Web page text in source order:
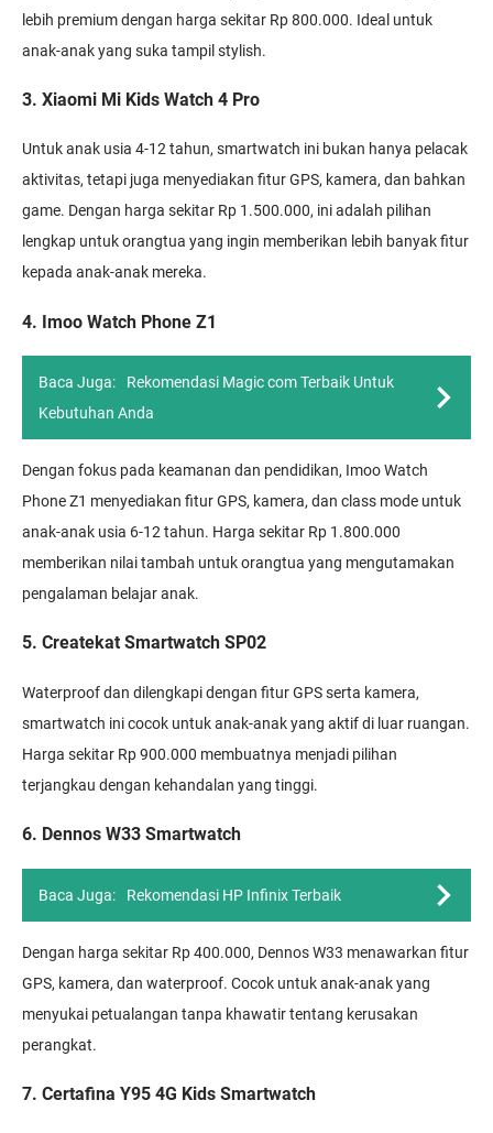
lebih premium dengan harga sekitar Rp 800.000. Ideal untuk
anak-anak yang suka tampil stylish.
3. Xiaomi Mi Kids Watch 4 Pro
Untuk anak usia 4-12 tahun, smartwatch ini bukan hanya pelacak
aktivitas, tetapi juga menyediakan fitur GPS, kamera, dan bahkan
game. Dengan harga sekitar Rp 1.500.000, ini adalah pilihan
lengkap untuk orangtua yang ingin memberikan lebih banyak fitur
kepada anak-anak mereka.
4. Imoo Watch Phone Z1
Baca Juga:
Rekomendasi Magic com Terbaik Untuk
Kebutuhan Anda
Dengan fokus pada keamanan dan pendidikan, Imoo Watch
Phone Z1 menyediakan fitur GPS, kamera, dan class mode untuk
anak-anak usia 6-12 tahun. Harga sekitar Rp 1.800.000
memberikan nilai tambah untuk orangtua yang mengutamakan
pengalaman belajar anak.
5. Createkat Smartwatch SP02
Waterproof dan dilengkapi dengan fitur GPS serta kamera,
smartwatch ini cocok untuk anak-anak yang aktif di luar ruangan.
Harga sekitar Rp 900.000 membuatnya menjadi pilihan
terjangkau dengan kehandalan yang tinggi.
6. Dennos W33 Smartwatch
Baca Juga: Rekomendasi HP Infinix Terbaik
Dengan harga sekitar Rp 400.000, Dennos W33 menawarkan fitur
GPS, kamera, dan waterproof. Cocok untuk anak-anak yang
menyukai petualangan tanpa khawatir tentang kerusakan
perangkat.
7. Certafina Y95 4G Kids Smartwatch